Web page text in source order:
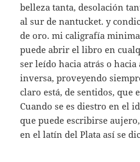
belleza tanta, desolación
al sur de nantucket. y
de oro. mi caligrafía
puede abrir el libro en
ser leído hacia atrás o
inversa, proveyendo
claro está, de sentidos, que
Cuando se es diestro en el
que puede escribirse
en el latín del Plata así se